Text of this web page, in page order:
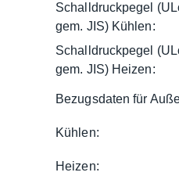
Schalldruckpegel
gem. JIS) Kühlen:
Schalldruckpegel
gem. JIS) Heizen:
Bezugsdaten für
Kühlen:
Heizen: